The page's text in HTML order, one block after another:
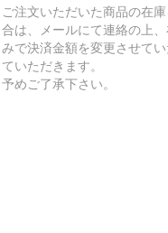
ご注文いただいた商品の在
合は、メールにて連絡の上
みで決済金額を変更させて
ていただきます。
予めご了承下さい。